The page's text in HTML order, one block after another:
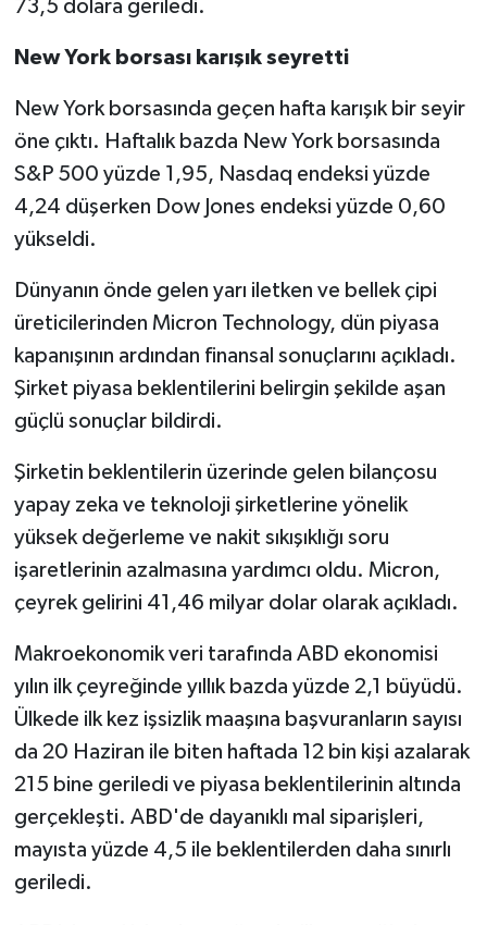
73,5 dolara geriledi.
New York borsası karışık seyretti
New York borsasında geçen hafta karışık bir seyir
öne çıktı. Haftalık bazda New York borsasında
S&P 500 yüzde 1,95, Nasdaq endeksi yüzde
4,24 düşerken Dow Jones endeksi yüzde 0,60
yükseldi.
Dünyanın önde gelen yarı iletken ve bellek çipi
üreticilerinden Micron Technology, dün piyasa
kapanışının ardından finansal sonuçlarını açıkladı.
Şirket piyasa beklentilerini belirgin şekilde aşan
güçlü sonuçlar bildirdi.
Şirketin beklentilerin üzerinde gelen bilançosu
yapay zeka ve teknoloji şirketlerine yönelik
yüksek değerleme ve nakit sıkışıklığı soru
işaretlerinin azalmasına yardımcı oldu. Micron,
çeyrek gelirini 41,46 milyar dolar olarak açıkladı.
Makroekonomik veri tarafında ABD ekonomisi
yılın ilk çeyreğinde yıllık bazda yüzde 2,1 büyüdü.
Ülkede ilk kez işsizlik maaşına başvuranların sayısı
da 20 Haziran ile biten haftada 12 bin kişi azalarak
215 bine geriledi ve piyasa beklentilerinin altında
gerçekleşti. ABD'de dayanıklı mal siparişleri,
mayısta yüzde 4,5 ile beklentilerden daha sınırlı
geriledi.